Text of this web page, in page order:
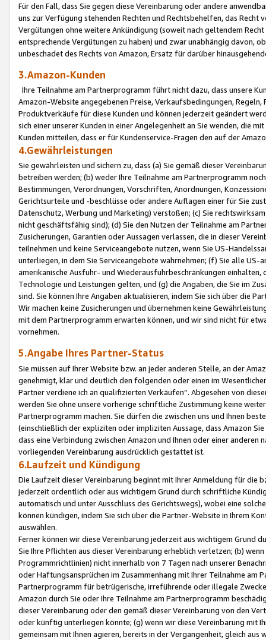
Für den Fall, dass Sie gegen diese Vereinbarung oder andere
uns zur Verfügung stehenden Rechten und Rechtsbehelfen, das
Vergütungen ohne weitere Ankündigung (soweit nach geltendem
entsprechende Vergütungen zu haben) und zwar unabhängig davon,
unbeschadet des Rechts von Amazon, Ersatz für darüber
3.Amazon-Kunden
Ihre Teilnahme am Partnerprogramm führt nicht dazu, dass unsere
Amazon-Website angegebenen Preise, Verkaufsbedingungen,
Produktverkäufe für diese Kunden und können jederzeit geändert
sich einer unserer Kunden in einer Angelegenheit an Sie wenden, die
Kunden mitteilen, dass er für Kundenservice-Fragen den auf der
4.Gewährleistungen
Sie gewährleisten und sichern zu, dass (a) Sie gemäß dieser
betreiben werden; (b) weder Ihre Teilnahme am Partnerprogramm
Bestimmungen, Verordnungen, Vorschriften, Anordnungen,
Gerichtsurteile und -beschlüsse oder andere Auflagen einer für Sie
Datenschutz, Werbung und Marketing) verstoßen; (c) Sie
nicht geschäftsfähig sind); (d) Sie den Nutzen der Teilnahme am
Zusicherungen, Garantien oder Aussagen verlassen, die in dieser
teilnehmen und keine Serviceangebote nutzen, wenn Sie US-
unterliegen, in dem Sie Serviceangebote wahrnehmen; (f) Sie alle
amerikanische Ausfuhr- und Wiederausfuhrbeschränkungen
Technologie und Leistungen gelten, und (g) die Angaben, die Sie im
sind. Sie können Ihre Angaben aktualisieren, indem Sie sich über die
Wir machen keine Zusicherungen und übernehmen keine
mit dem Partnerprogramm erwarten können, und wir sind nicht für
vornehmen.
5.Angabe Ihres Partner-Status
Sie müssen auf Ihrer Website bzw. an jeder anderen Stelle, an der
genehmigt, klar und deutlich den folgenden oder einen im
Partner verdiene ich an qualifizierten Verkäufen“. Abgesehen von
werden Sie ohne unsere vorherige schriftliche Zustimmung keine
Partnerprogramm machen. Sie dürfen die zwischen uns und Ihnen
(einschließlich der expliziten oder impliziten Aussage, dass Amazon
dass eine Verbindung zwischen Amazon und Ihnen oder einer
vorliegenden Vereinbarung ausdrücklich gestattet ist.
6.Laufzeit und Kündigung
Die Laufzeit dieser Vereinbarung beginnt mit Ihrer Anmeldung für die
jederzeit ordentlich oder aus wichtigem Grund durch schriftliche
automatisch und unter Ausschluss des Gerichtswegs), wobei eine
können kündigen, indem Sie sich über die Partner-Website in Ihrem
auswählen.
Ferner können wir diese Vereinbarung jederzeit aus wichtigem Grund
Sie Ihre Pflichten aus dieser Vereinbarung erheblich verletzen; (b)
Programmrichtlinien) nicht innerhalb von 7 Tagen nach unserer
oder Haftungsansprüchen im Zusammenhang mit Ihrer Teilnahme am
Partnerprogramm für betrügerische, irreführende oder illegale
Amazon durch Sie oder Ihre Teilnahme am Partnerprogramm
dieser Vereinbarung oder den gemäß dieser Vereinbarung von den
oder künftig unterliegen könnte; (g) wenn wir diese Vereinbarung mit
gemeinsam mit Ihnen agieren, bereits in der Vergangenheit, gleich